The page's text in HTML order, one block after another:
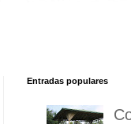
Entradas populares